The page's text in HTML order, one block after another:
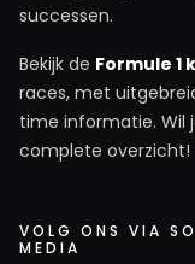
successen.
Bekijk de Formule 1
races, met
time informatie. Wil
complete overzicht!
VOLG ONS VIA
MEDIA